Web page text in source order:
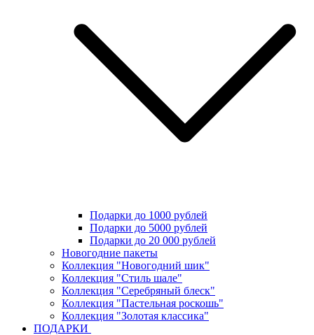
Подарки до 1000 рублей
Подарки до 5000 рублей
Подарки до 20 000 рублей
Новогодние пакеты
Коллекция "Новогодний шик"
Коллекция "Стиль шале"
Коллекция "Серебряный блеск"
Коллекция "Пастельная роскошь"
Коллекция "Золотая классика"
ПОДАРКИ